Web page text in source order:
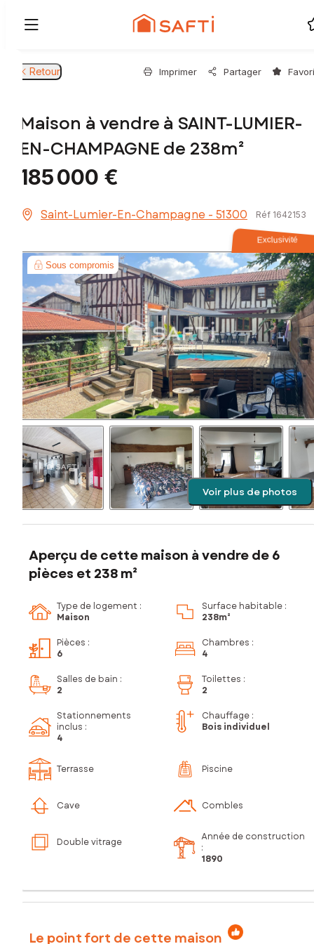
Retour Imprimer Partager
Maison à vendre à SAINT-LUMIER-
EN-CHAMPAGNE de 238m²
185 000 €
Saint-Lumier-En-Champagne - 51300 Réf 1642153
Exclusivité
Sous compromis
Voir plus de photos
Aperçu de cette maison à vendre de 6
pièces et 238 m²
Type de logement :
Maison
Surface habitable :
238m²
Pièces :
6
Chambres :
4
Salles de bain :
2
Toilettes :
2
Stationnements
inclus :
4
Chauffage :
Bois individuel
Terrasse Piscine
Cave Combles
Double vitrage
Année de construction
:
1890
Le point fort de cette maison